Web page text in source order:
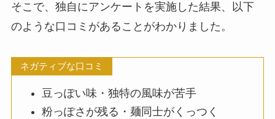
そこで、独自にアンケートを実施した結果、以下
のような口コミがあることがわかりました。
ネガティブな口コミ
豆っぽい味・独特の風味が苦手
粉っぽさが残る・麺同士がくっつく